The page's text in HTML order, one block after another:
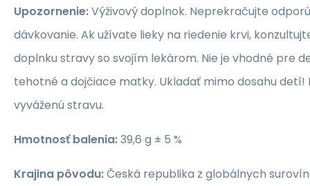
Upozornenie:Výživový doplnok. Neprekračujte
dávkovanie. Ak užívate lieky na riedenie krvi,
doplnku stravy so svojím lekárom. Nie je vhodné pre
tehotné a dojčiace matky. Ukladať mimo dosahu detí!
vyváženú stravu.
Hmotnosť balenia:39,6 g ± 5 %
Krajina pôvodu:Česká republika z globálnych surovín